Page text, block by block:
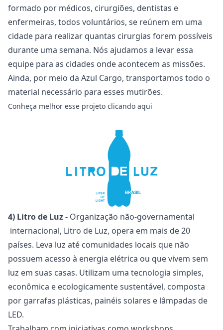
formado por médicos, cirurgiões, dentistas e
enfermeiras, todos voluntários, se reúnem em uma
cidade para realizar quantas cirurgias forem possíveis
durante uma semana. Nós ajudamos a levar essa
equipe para as cidades onde acontecem as missões.
Ainda, por meio da Azul Cargo, transportamos todo o
material necessário para esses mutirões.
Conheça melhor esse projeto clicando aqui
4) Litro de Luz - Organização não-governamental
internacional, Litro de Luz, opera em mais de 20
países. Leva luz até comunidades locais que não
possuem acesso à energia elétrica ou que vivem sem
luz em suas casas. Utilizam uma tecnologia simples,
econômica e ecologicamente sustentável, composta
por garrafas plásticas, painéis solares e lâmpadas de
LED.